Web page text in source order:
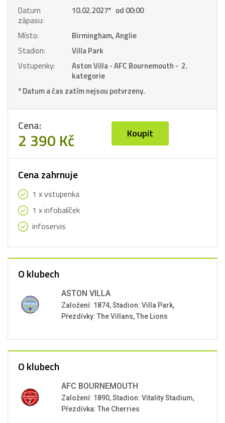
Datum
zápasu:
10.02.2027* od 00:00
Místo:
Birmingham, Anglie
Stadion:
Villa Park
Vstupenky:
Aston Villa - AFC Bournemouth - 2.
kategorie
* Datum a čas zatím nejsou potvrzeny.
Cena:
2 390 Kč Koupit
Cena zahrnuje
1 x vstupenka
1 x infobalíček
infoservis
O klubech
ASTON VILLA
Založení: 1874, Stadion: Villa Park,
Přezdívky: The Villans, The Lions
O klubech
AFC BOURNEMOUTH
Založení: 1890, Stadion: Vitality Stadium,
Přezdívka: The Cherries